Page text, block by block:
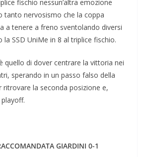
fischio nessun’altra emozione
tanto nervosismo che la coppa
a tenere a freno sventolando diversi
la SSD UniMe in 8 al triplice fischio.
quello di dover centrare la vittoria nei
sperando in un passo falso della
ritrovare la seconda posizione e,
playoff.
GIARDINI 0-1